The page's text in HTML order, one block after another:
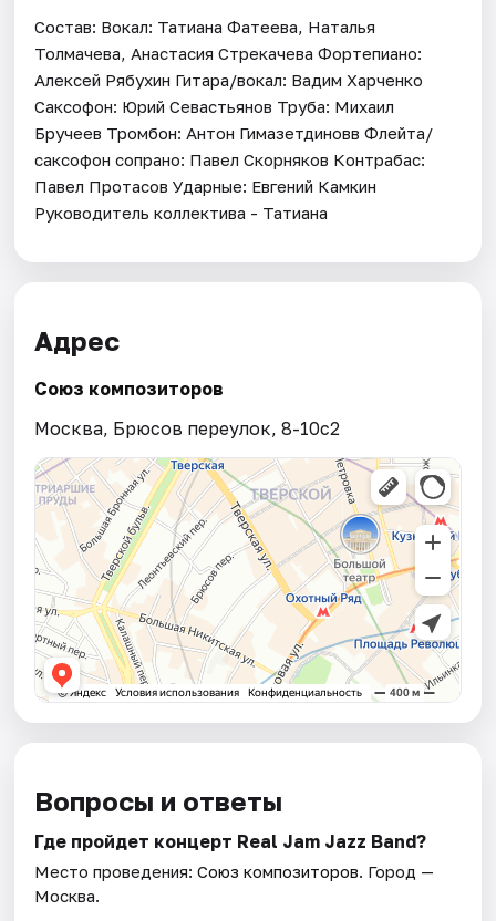
Состав: Вокал: Татиана Фатеева, Наталья
Толмачева, Анастасия Стрекачева Фортепиано:
Алексей Рябухин Гитара/вокал: Вадим Харченко
Саксофон: Юрий Севастьянов Труба: Михаил
Бручеев Тромбон: Антон Гимазетдиновв Флейта/
саксофон сопрано: Павел Скорняков Контрабас:
Павел Протасов Ударные: Евгений Камкин
Руководитель коллектива - Татиана
Адрес
Союз композиторов
Москва, Брюсов переулок, 8-10с2
Вопросы и ответы
Где пройдет концерт Real Jam Jazz Band?
Место проведения:Союз композиторов. Город —
Москва.